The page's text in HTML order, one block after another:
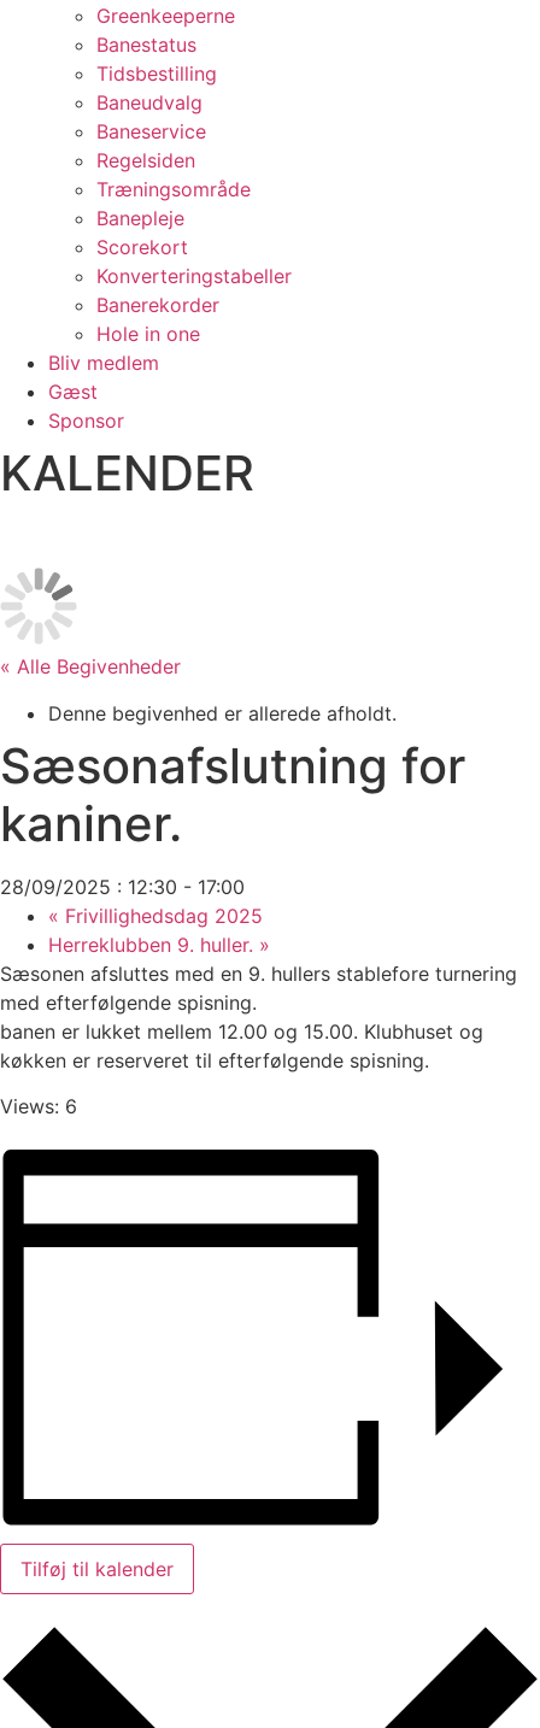
Greenkeeperne
Banestatus
Tidsbestilling
Baneudvalg
Baneservice
Regelsiden
Træningsområde
Banepleje
Scorekort
Konverteringstabeller
Banerekorder
Hole in one
Bliv medlem
Gæst
Sponsor
KALENDER
« Alle Begivenheder
Denne begivenhed er allerede afholdt.
Sæsonafslutning for
kaniner.
28/09/2025 : 12:30 - 17:00
« Frivillighedsdag 2025
Herreklubben 9. huller. »
Sæsonen afsluttes med en 9. hullers stablefore turnering
med efterfølgende spisning.
banen er lukket mellem 12.00 og 15.00. Klubhuset og
køkken er reserveret til efterfølgende spisning.
Views: 6
Tilføj til kalender